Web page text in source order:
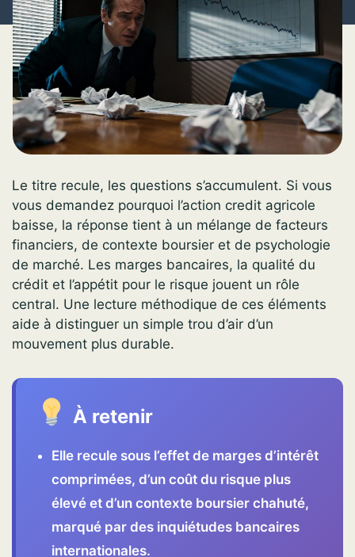
Le titre recule, les questions s’accumulent. Si vous
vous demandez pourquoi l’action credit agricole
baisse, la réponse tient à un mélange de facteurs
financiers, de contexte boursier et de psychologie
de marché. Les marges bancaires, la qualité du
crédit et l’appétit pour le risque jouent un rôle
central. Une lecture méthodique de ces éléments
aide à distinguer un simple trou d’air d’un
mouvement plus durable.
À retenir
Elle recule sous l’effet de marges d’intérêt
comprimées, d’un coût du risque plus
élevé et d’un contexte boursier chahuté,
marqué par des inquiétudes bancaires
internationales.